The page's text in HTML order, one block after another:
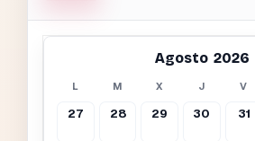
Agosto 2026
L M X J V
27 28 29 30 31